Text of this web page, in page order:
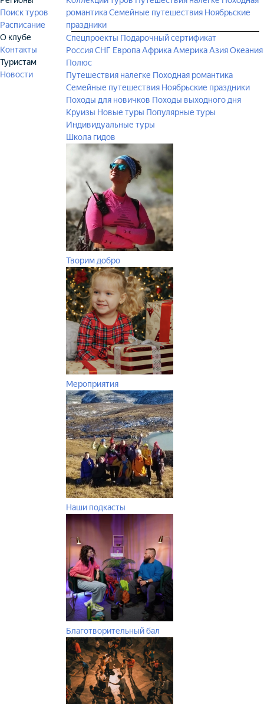
Поиск туров
Расписание
О клубе
Контакты
Туристам
Новости
романтикаСемейные путешествия Ноябрьские
праздники
Спецпроекты Подарочный сертификат
РоссияСНГ ЕвропаАфрикаАмерикаАзияОкеания
Полюс
Путешествия налегке Походная романтика
Семейные путешествия Ноябрьские праздники
Походы для новичков Походы выходного дня
Круизы Новые туры Популярные туры
Индивидуальные туры
Школа гидов
Творим добро
Мероприятия
Наши подкасты
Благотворительный бал